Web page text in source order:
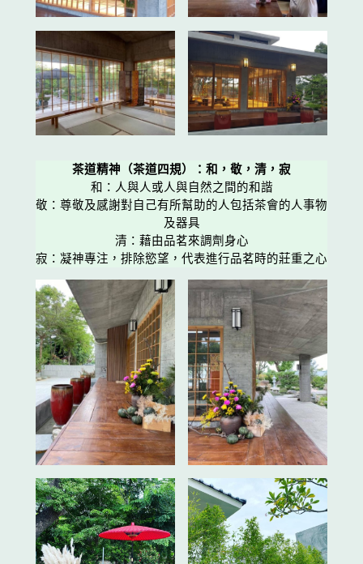
茶道精神（茶道四規）：和，敬，清，寂
和：人與人或人與自然之間的和諧
敬：尊敬及感謝對自己有所幫助的人包括茶會的人事物
及器具
清：藉由品茗來調劑身心
寂：凝神專注，排除慾望，代表進行品茗時的莊重之心